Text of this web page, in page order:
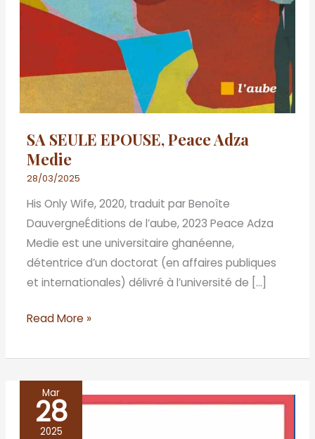
SA SEULE EPOUSE, Peace Adza
Medie
28/03/2025
His Only Wife, 2020, traduit par Benoîte
DauvergneÉditions de l’aube, 2023 Peace Adza
Medie est une universitaire ghanéenne,
détentrice d’un doctorat (en affaires publiques
et internationales) délivré à l’université de […]
Read More »
Mar
28
2025
UNE
MAGIE